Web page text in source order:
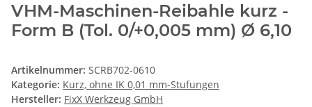
VHM-Maschinen-Reibahle kurz -
Form B (Tol. 0/+0,005 mm) Ø 6,10
Artikelnummer: SCRB702-0610
Kategorie: Kurz, ohne IK 0,01 mm-Stufungen
Hersteller: FixX Werkzeug GmbH